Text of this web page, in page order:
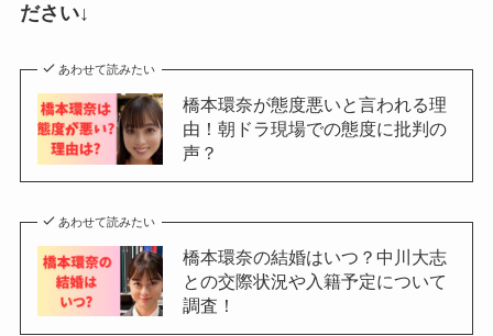
ださい↓
あわせて読みたい
橋本環奈が態度悪いと言われる理
由！朝ドラ現場での態度に批判の
声？
あわせて読みたい
橋本環奈の結婚はいつ？中川大志
との交際状況や入籍予定について
調査！